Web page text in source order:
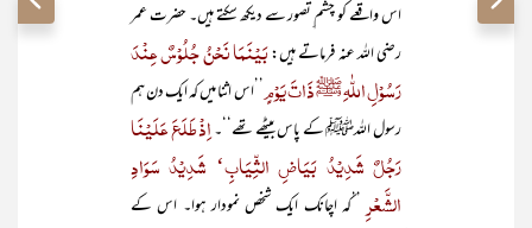
اس واقعے کو چشم ِتصور سے دیکھ سکتے ہیں۔ حضرت عمر
رضی اللہ عنہ فرماتے ہیں:بَیْنَمَا نَحْنُ جُلُوْسٌ عِنْدَ
رَسُوْلِ اللّٰہِ ﷺ ذَاتَ یَوْمٍ ’’اس اثنا میں کہ ایک دن ہم
رسول اللہﷺ کے پاس بیٹھے تھے‘‘۔اِذْ طَلَعَ عَلَیْنَا
رَجُلٌ شَدِیْدُ بَیَاضِ الثِّیَابِ‘ شَدِیْدُ سَوَادِ
الشَّعْرِ ’’کہ اچانک ایک شخص نمودار ہوا۔ اس کے